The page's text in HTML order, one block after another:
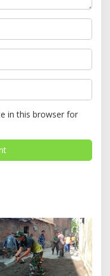
in this browser for